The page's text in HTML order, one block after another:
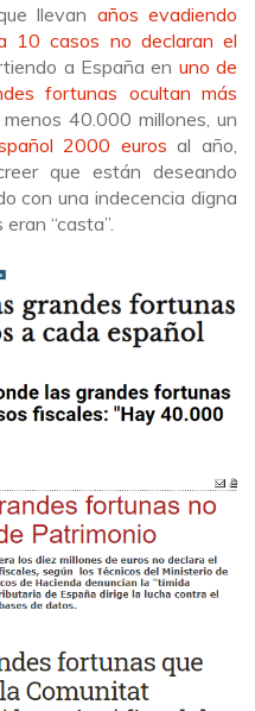
llevan años evadiendo
10 casos no declaran el
a España en uno de
fortunas ocultan más
menos 40.000 millones, un
2000 euros al año,
que están deseando
con una indecencia digna
“casta”.